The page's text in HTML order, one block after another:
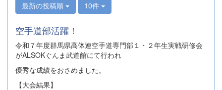
最新の投稿順 10件
空手道部活躍！
令和７年度群馬県高体連空手道専門部１・２年生実戦研修会
がALSOKぐんま武道館にて行われ
優秀な成績をおさめました。
【大会結果】